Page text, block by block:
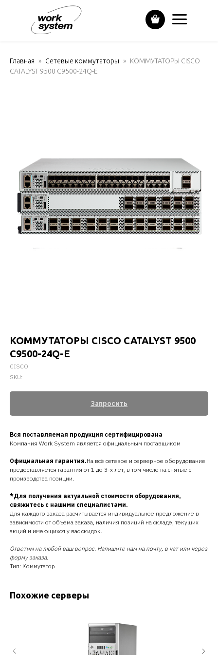
Главная Сетевые коммутаторы
КОММУТАТОРЫ CISCO
CATALYST 9500 C9500-24Q-E
КОММУТАТОРЫ CISCO CATALYST 9500
C9500-24Q-E
CISCO
SKU:
Запросить
Вся поставляемая продукция сертифицирована
Компания Work System является официальным поставщиком
Официальная гарантия.На всё сетевое и серверное оборудование
предоставляется гарантия от 1 до 3-х лет, в том числе на снятые с
производства позиции.
*Для получения актуальной стоимости оборудования,
свяжитесь с нашими специалистами.
Для каждого заказа расчитывается индивидуальное предложение в
зависимости от объема заказа, наличия позиций на складе, текущих
акций и имеющихся у вас скидок.
Ответим на любой ваш вопрос. Напишите нам на почту, в чат или через
форму заказа.
Тип: Коммутатор
Похожие серверы